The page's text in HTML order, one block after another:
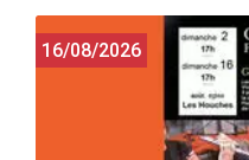
16/08/2026